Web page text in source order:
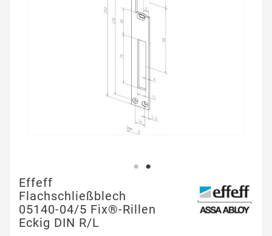
Effeff
Flachschließblech
05140-04/5 Fix®-Rillen
Eckig DIN R/L